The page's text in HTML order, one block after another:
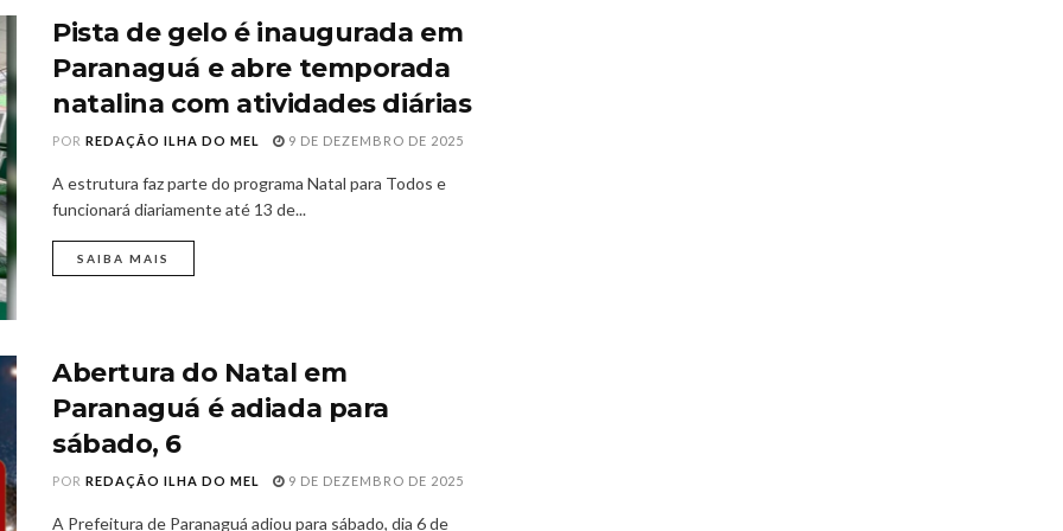
Pista de gelo é inaugurada em
Paranaguá e abre temporada
natalina com atividades diárias
POR REDAÇÃO ILHA DO MEL 9 DE DEZEMBRO DE 2025
A estrutura faz parte do programa Natal para Todos e
funcionará diariamente até 13 de...
SAIBA MAIS
Abertura do Natal em
Paranaguá é adiada para
sábado, 6
POR REDAÇÃO ILHA DO MEL 9 DE DEZEMBRO DE 2025
A Prefeitura de Paranaguá adiou para sábado, dia 6 de